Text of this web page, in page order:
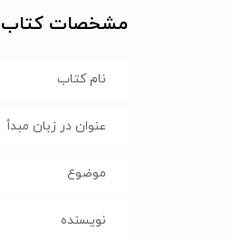
مشخصات کتاب
نام کتاب
عنوان در زبان مبدأ
موضوع
نویسنده